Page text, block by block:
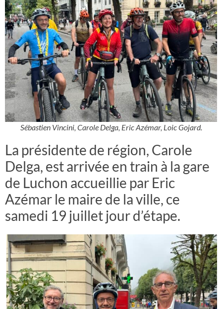
Sébastien Vincini, Carole Delga, Eric Azémar, Loic Gojard.
La présidente de région, Carole
Delga, est arrivée en train à la gare
de Luchon accueillie par Eric
Azémar le maire de la ville, ce
samedi 19 juillet jour d’étape.